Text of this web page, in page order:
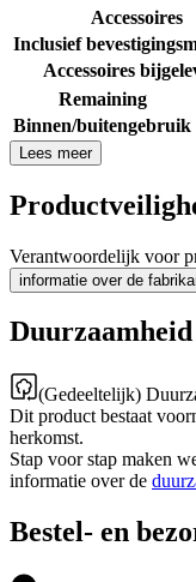
Accessoires
Inclusief
Accessoires
Remaining
Binnen/buitengebruik
Lees meer
Verantwoordelijk voor
informatie over de
Duurzaamheid
(Gedeeltelijk)
Dit product bestaat
herkomst.
Stap voor stap maken
informatie over de
Bestel- en